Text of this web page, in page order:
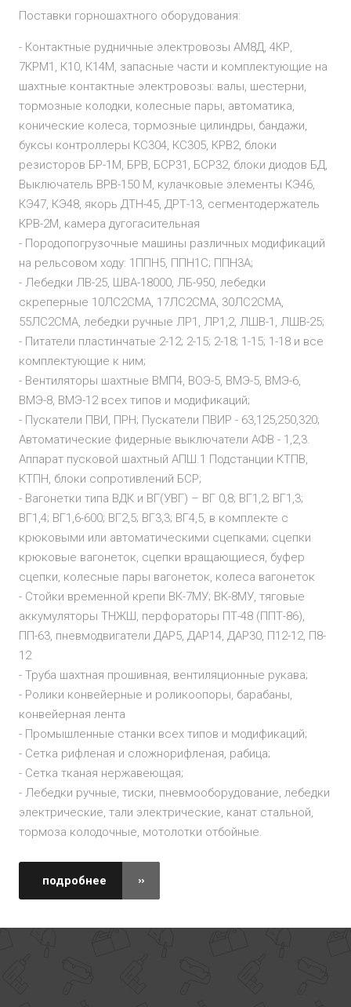
Поставки горношахтного оборудования:
- Контактные рудничные электровозы АМ8Д, 4КР,
7КРМ1, К10, К14М, запасные части и комплектующие на
шахтные контактные электровозы: валы, шестерни,
тормозные колодки, колесные пары, автоматика,
конические колеса, тормозные цилиндры, бандажи,
буксы контроллеры КС304, КС305, КРВ2, блоки
резисторов БР-1М, БРВ, БСР31, БСР32, блоки диодов БД,
Выключатель ВРВ-150 М, кулачковые элементы КЭ46,
КЭ47, КЭ48, якорь ДТН-45, ДРТ-13, сегментодержатель
КРВ-2М, камера дугогасительная
- Породопогрузочные машины различных модификаций
на рельсовом ходу: 1ППН5, ППН1С; ППН3А;
- Лебедки ЛВ-25, ШВА-18000, ЛБ-950, лебедки
скреперные 10ЛС2СМА, 17ЛС2СМА, 30ЛС2СМА,
55ЛС2СМА, лебедки ручные ЛР1, ЛР1,2, ЛШВ-1, ЛШВ-25;
- Питатели пластинчатые 2-12; 2-15; 2-18; 1-15; 1-18 и все
комплектующие к ним;
- Вентиляторы шахтные ВМП4, ВОЭ-5, ВМЭ-5, ВМЭ-6,
ВМЭ-8, ВМЭ-12 всех типов и модификаций;
- Пускатели ПВИ, ПРН; Пускатели ПВИР - 63,125,250,320;
Автоматические фидерные выключатели АФВ - 1,2,3.
Аппарат пусковой шахтный АПШ.1 Подстанции КТПВ,
КТПН, блоки сопротивлений БСР;
- Вагонетки типа ВДК и ВГ(УВГ) – ВГ 0,8; ВГ1,2; ВГ1,3;
ВГ1,4; ВГ1,6-600; ВГ2,5; ВГ3,3; ВГ4,5, в комплекте с
крюковыми или автоматическими сцепками; сцепки
крюковые вагонеток, сцепки вращающиеся, буфер
сцепки, колесные пары вагонеток, колеса вагонеток
- Стойки временной крепи ВК-7МУ; ВК-8МУ, тяговые
аккумуляторы ТНЖШ, перфораторы ПТ-48 (ППТ-86),
ПП-63, пневмодвигатели ДАР5, ДАР14, ДАР30, П12-12, П8-
12
- Труба шахтная прошивная, вентиляционные рукава;
- Ролики конвейерные и роликоопоры, барабаны,
конвейерная лента
- Промышленные станки всех типов и модификаций;
- Сетка рифленая и сложнорифленая, рабица;
- Сетка тканая нержавеющая;
- Лебедки ручные, тиски, пневмооборудование, лебедки
электрические, тали электрические, канат стальной,
тормоза колодочные, мотолотки отбойные.
подробнее